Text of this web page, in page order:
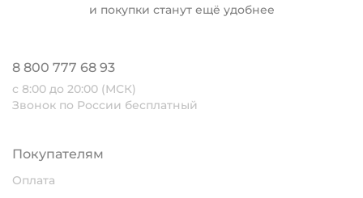
и покупки станут ещё удобнее
8 800 777 68 93
с 8:00 до 20:00 (МСК)
Звонок по России бесплатный
Покупателям
Оплата